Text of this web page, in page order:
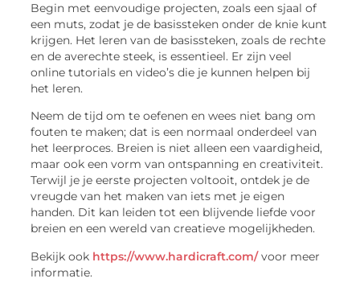
Begin met eenvoudige projecten, zoals een sjaal of
een muts, zodat je de basissteken onder de knie kunt
krijgen. Het leren van de basissteken, zoals de rechte
en de averechte steek, is essentieel. Er zijn veel
online tutorials en video’s die je kunnen helpen bij
het leren.
Neem de tijd om te oefenen en wees niet bang om
fouten te maken; dat is een normaal onderdeel van
het leerproces. Breien is niet alleen een vaardigheid,
maar ook een vorm van ontspanning en creativiteit.
Terwijl je je eerste projecten voltooit, ontdek je de
vreugde van het maken van iets met je eigen
handen. Dit kan leiden tot een blijvende liefde voor
breien en een wereld van creatieve mogelijkheden.
Bekijk ook https://www.hardicraft.com/voor meer
informatie.